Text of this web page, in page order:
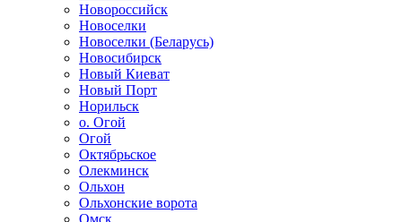
Новороссийск
Новоселки
Новоселки (Беларусь)
Новосибирск
Новый Киеват
Новый Порт
Норильск
о. Огой
Огой
Октябрьское
Олекминск
Ольхон
Ольхонские ворота
Омск